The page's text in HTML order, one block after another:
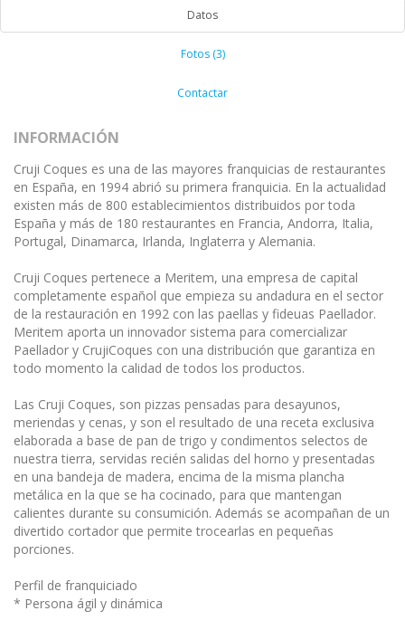
Datos
Fotos (3)
Contactar
INFORMACIÓN
Cruji Coques es una de las mayores franquicias de restaurantes
en España, en 1994 abrió su primera franquicia. En la actualidad
existen más de 800 establecimientos distribuidos por toda
España y más de 180 restaurantes en Francia, Andorra, Italia,
Portugal, Dinamarca, Irlanda, Inglaterra y Alemania.
Cruji Coques pertenece a Meritem, una empresa de capital
completamente español que empieza su andadura en el sector
de la restauración en 1992 con las paellas y fideuas Paellador.
Meritem aporta un innovador sistema para comercializar
Paellador y CrujiCoques con una distribución que garantiza en
todo momento la calidad de todos los productos.
Las Cruji Coques, son pizzas pensadas para desayunos,
meriendas y cenas, y son el resultado de una receta exclusiva
elaborada a base de pan de trigo y condimentos selectos de
nuestra tierra, servidas recién salidas del horno y presentadas
en una bandeja de madera, encima de la misma plancha
metálica en la que se ha cocinado, para que mantengan
calientes durante su consumición. Además se acompañan de un
divertido cortador que permite trocearlas en pequeñas
porciones.
Perfil de franquiciado
* Persona ágil y dinámica